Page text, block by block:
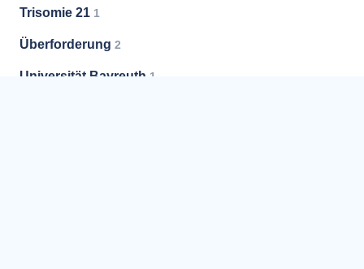
Trisomie 21 1
Überforderung 2
Universität Bayreuth 1